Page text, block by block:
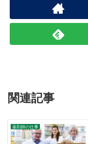
関連記事
薬剤師の仕事